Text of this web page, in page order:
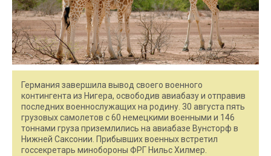
Германия завершила вывод своего военного
контингента из Нигера, освободив авиабазу и отправив
последних военнослужащих на родину. 30 августа пять
грузовых самолетов с 60 немецкими военными и 146
тоннами груза приземлились на авиабазе Вунсторф в
Нижней Саксонии. Прибывших военных встретил
госсекретарь минобороны ФРГ Нильс Хилмер.